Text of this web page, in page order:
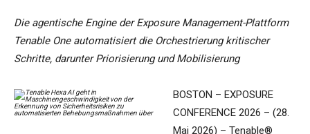
Die agentische Engine der Exposure Management-Plattform
Tenable One automatisiert die Orchestrierung kritischer
Schritte, darunter Priorisierung und Mobilisierung
BOSTON – EXPOSURE
CONFERENCE 2026 – (28.
Mai 2026) – Tenable®